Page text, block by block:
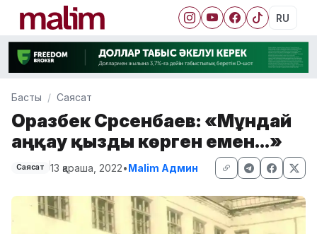
RU
Басты Саясат
Оразбек Сәрсенбаев: «Мұндай
аңқау қызды көрген емен...»
Саясат 13 қараша, 2022•Malim Админ